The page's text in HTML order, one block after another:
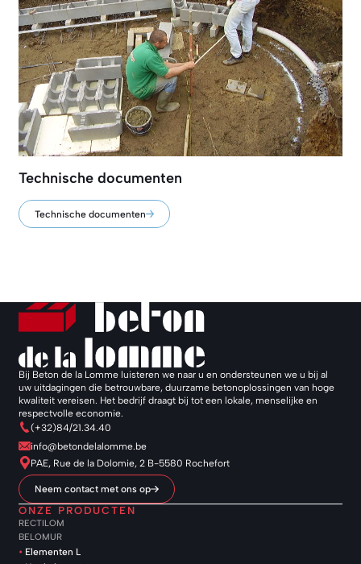
Technische documenten
Technische documenten
Bij Beton de la Lomme luisteren we naar u en ondersteunen we u bij al
uw uitdagingen die betrouwbare, duurzame betonoplossingen van hoge
kwaliteit vereisen. Het bedrijf draagt bij tot een lokale, menselijke en
respectvolle economie.
(+32)84/21.34.40
info@betondelalomme.be
PAE, Rue de la Dolomie, 2 B-5580 Rochefort
Neem contact met ons op
ONZE PRODUCTEN
RECTILOM
BELOMUR
Elementen L